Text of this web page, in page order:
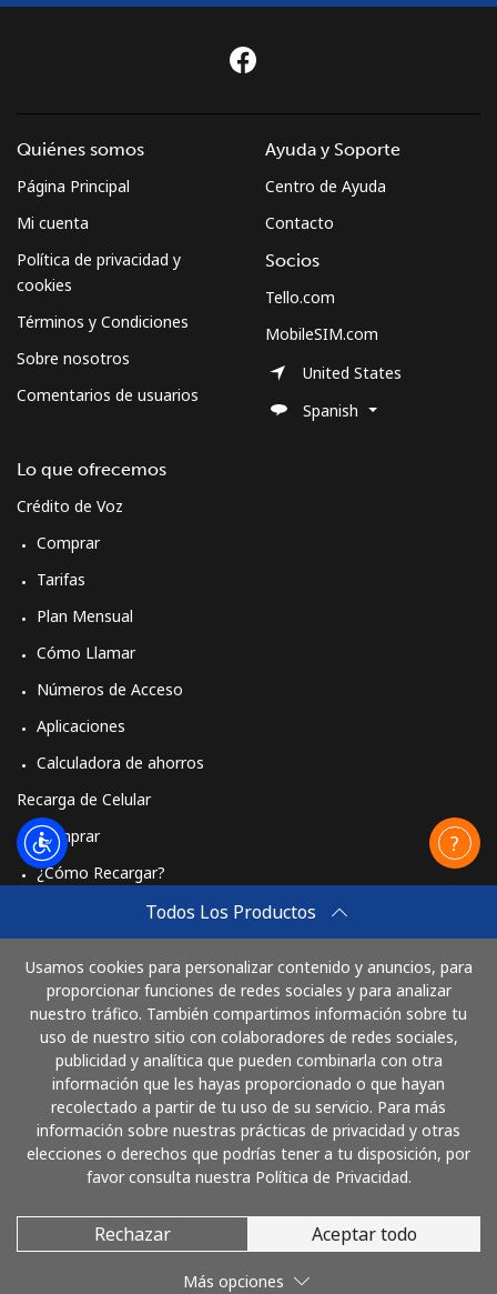
Todos Los Productos
Usamos cookies para personalizar contenido y anuncios, para
proporcionar funciones de redes sociales y para analizar
nuestro tráfico. También compartimos información sobre tu
uso de nuestro sitio con colaboradores de redes sociales,
publicidad y analítica que pueden combinarla con otra
información que les hayas proporcionado o que hayan
recolectado a partir de tu uso de su servicio. Para más
información sobre nuestras prácticas de privacidad y otras
elecciones o derechos que podrías tener a tu disposición, por
favor consulta nuestra Política de Privacidad.
Rechazar Aceptar todo
Más opciones
Quiénes somos
Página Principal
Mi cuenta
Política de privacidad y
cookies
Términos y Condiciones
Sobre nosotros
Comentarios de usuarios
Lo que ofrecemos
Crédito de Voz
Comprar
Tarifas
Plan Mensual
Cómo Llamar
Números de Acceso
Aplicaciones
Calculadora de ahorros
Recarga de Celular
Comprar
¿Cómo Recargar?
Cómo funciona
Ayuda y Soporte
Centro de Ayuda
Contacto
Socios
Tello.com
MobileSIM.com
United States
Spanish
Paga con
© 2026 LlamaColombia